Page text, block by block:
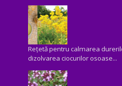
Rețetă pentru calmarea
dizolvarea ciocurilor osoase...